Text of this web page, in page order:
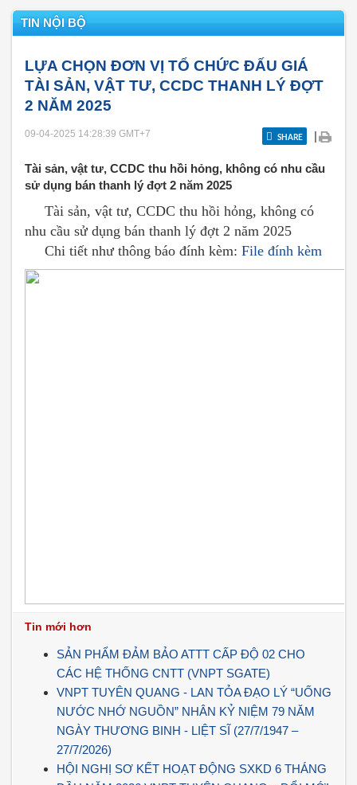
TIN NỘI BỘ
LỰA CHỌN ĐƠN VỊ TỔ CHỨC ĐẤU GIÁ
TÀI SẢN, VẬT TƯ, CCDC THANH LÝ ĐỢT
2 NĂM 2025
09-04-2025 14:28:39 GMT+7 SHARE |
Tài sản, vật tư, CCDC thu hồi hỏng, không có nhu cầu
sử dụng bán thanh lý đợt 2 năm 2025
Tài sản, vật tư, CCDC thu hồi hỏng, không có
nhu cầu sử dụng bán thanh lý đợt 2 năm 2025
Chi tiết như thông báo đính kèm: File đính kèm
Tin mới hơn
SẢN PHẨM ĐẢM BẢO ATTT CẤP ĐỘ 02 CHO
CÁC HỆ THỐNG CNTT (VNPT SGATE)
VNPT TUYÊN QUANG - LAN TỎA ĐẠO LÝ “UỐNG
NƯỚC NHỚ NGUỒN” NHÂN KỶ NIỆM 79 NĂM
NGÀY THƯƠNG BINH - LIỆT SĨ (27/7/1947 –
27/7/2026)
HỘI NGHỊ SƠ KẾT HOẠT ĐỘNG SXKD 6 THÁNG